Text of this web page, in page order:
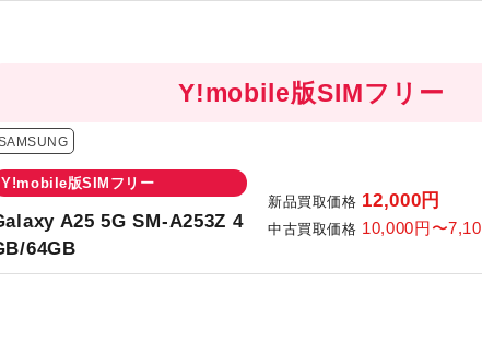
Y!mobile版SIMフリー
Y!mobile版SIMフリー
A25 5G SM-A253Z 4
64GB
新品買取価格 12,000円
中古買取価格 10,000円〜